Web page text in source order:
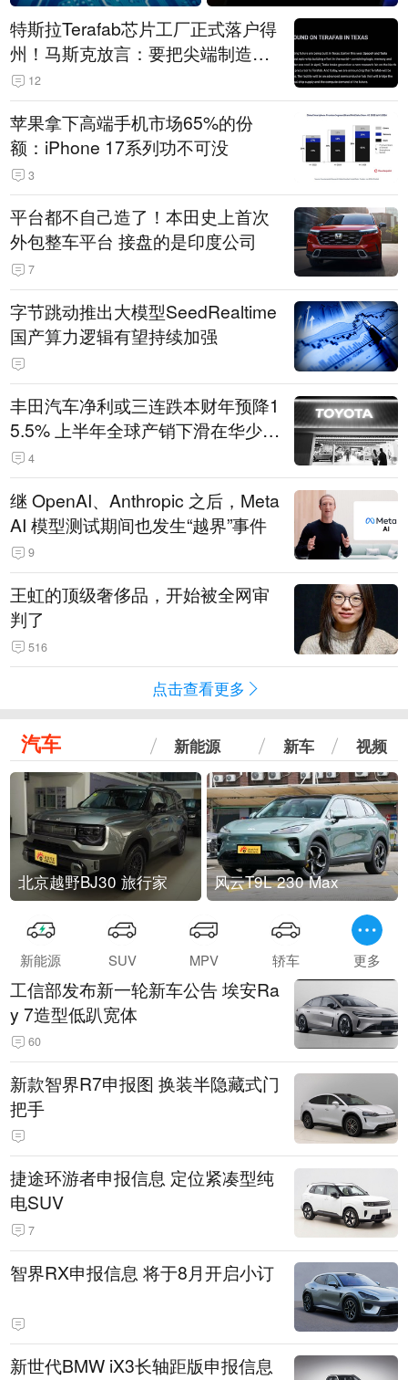
特斯拉Terafab芯片工厂正式落户得
州！马斯克放言：要把尖端制造带
回美国
12
苹果拿下高端手机市场65%的份
额：iPhone 17系列功不可没
3
平台都不自己造了！本田史上首次
外包整车平台 接盘的是印度公司
7
字节跳动推出大模型SeedRealtime
国产算力逻辑有望持续加强
丰田汽车净利或三连跌本财年预降1
5.5% 上半年全球产销下滑在华少卖
14.3万辆
4
继 OpenAI、Anthropic 之后，Meta
AI 模型测试期间也发生“越界”事件
9
王虹的顶级奢侈品，开始被全网审
判了
516
点击查看更多
汽车 新能源 新车 视频
北京越野BJ30 旅行家 风云T9L 230 Max
新能源 SUV MPV 轿车 更多
工信部发布新一轮新车公告 埃安Ra
y 7造型低趴宽体
60
新款智界R7申报图 换装半隐藏式门
把手
捷途环游者申报信息 定位紧凑型纯
电SUV
7
智界RX申报信息 将于8月开启小订
新世代BMW iX3长轴距版申报信息